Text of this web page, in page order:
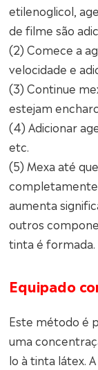
etilenoglicol,
de filme são
(2) Comece a
velocidade e
(3) Continue
estejam
(4) Adicionar
etc.
(5) Mexa até
completamente
aumenta
outros
tinta é formada.
Equipado
Este método é
uma
lo à tinta látex.